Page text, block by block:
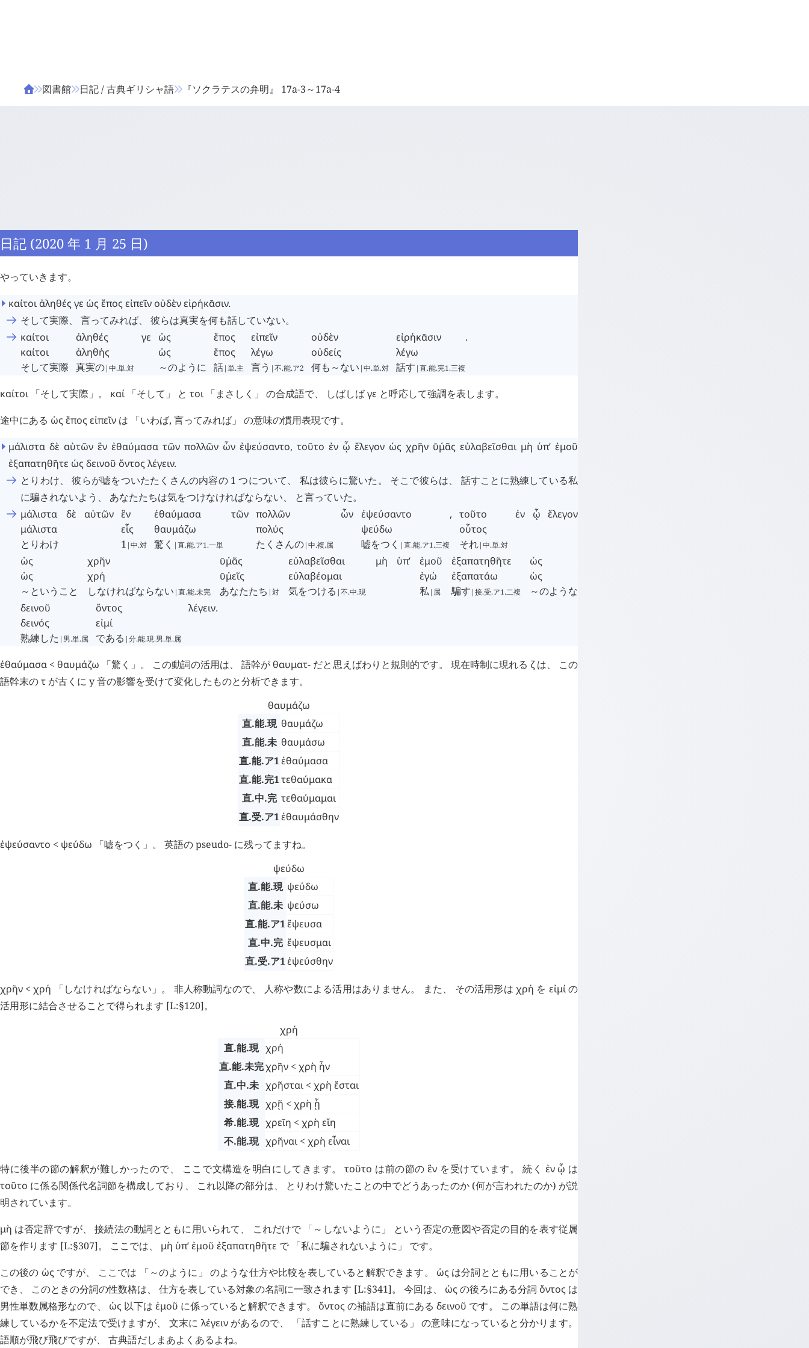
図書館 日記 / 古典ギリシャ語 『ソクラテスの弁明』 17a-3～17a-4
日記 (2020 年 1 月 25 日)
やっていきます。
καίτοι ἀληθές γε ὡς ἔπος εἰπεῖν οὐδὲνεἰρήκᾱσιν.
そして実際、 言ってみれば、 彼らは真実を何も話していない。
καίτοι
καίτοι
そして実際
ἀληθές
ἀληθής
真実の|中.単.対
γε
ὡς
ὡς
～のように
ἔπος
ἔπος
話|単.主
εἰπεῖν
λέγω
言う |不.能.ア2
οὐδὲν
οὐδείς
何も～ない |中.単.対
εἰρήκᾱσιν
λέγω
話す |直.能.完1.三複
.
καίτοι 「そして実際」。 καί 「そして」 と τοι 「まさしく」 の合成語で、 しばしばγε と呼応して強調を表します。
途中にある ὡς ἔπος εἰπεῖν は 「いわば, 言ってみれば」 の意味の慣用表現です。
μάλιστα δὲ αὐτῶν ἓν ἐθαύμασα τῶν πολλῶν ὧν ἐψεύσαντο, τοῦτο ἐν ᾧ ἔλεγον ὡς χρῆν ῡ῾
μᾶς εὐλαβεῖσθαι μὴ ὑπ’ ἐμοῦ
ἐξαπατηθῆτε ὡς δεινοῦ ὄντος λέγειν.
とりわけ、 彼らが嘘をついたたくさんの内容の 1 つについて、 私は彼らに驚いた。 そこで彼らは、 話すことに熟練している私
に騙されないよう、 あなたたちは気をつけなければならない、 と言っていた。
μάλιστα
μάλιστα
とりわけ
δὲ αὐτῶν ἓν
εἷς
1 |中.対
ἐθαύμασα
θαυμάζω
驚く |直.能.ア1.一単
τῶν πολλῶν
πολύς
たくさんの|中.複.属
ὧν ἐψεύσαντο
ψεύδω
嘘をつく |直.能.ア1.三複
, τοῦτο
οὗτος
それ|中.単.対
ἐν ᾧ ἔλεγον
ὡς
ὡς
～ということ
χρῆν
χρή
しなければならない |直.能.未完
ῡ῾
μᾶς
ῡ῾
μεῖς
あなたたち |対
εὐλαβεῖσθαι
εὐλαβέομαι
気をつける |不.中.現
μὴ ὑπ’
ἐμοῦ
ἐγώ
私|属
ἐξαπατηθῆτε
ἐξαπατάω
騙す |接.受.ア1.二複
ὡς
ὡς
～のような
δεινοῦ
δεινός
熟練した |男.単.属
ὄντος
εἰμί
である |分.能.現.男.単.属
λέγειν.
ἐθαύμασα < θαυμάζω 「驚く」。 この動詞の活用は、 語幹が θαυματ- だと思えばわりと規則的です。 現在時制に現れる ζは、 この
語幹末のτ が古くに y 音の影響を受けて変化したものと分析できます。
θαυμάζω
直.能.現 θαυμάζω
直.能.未 θαυμάσω
直.能.ア1ἐθαύμασα
直.能.完1τεθαύμακα
直.中.完 τεθαύμαμαι
直.受.ア1ἐθαυμάσθην
ἐψεύσαντο < ψεύδω 「嘘をつく」。 英語の pseudo- に残ってますね。
ψεύδω
直.能.現 ψεύδω
直.能.未 ψεύσω
直.能.ア1ἔψευσα
直.中.完 ἔψευσμαι
直.受.ア1ἐψεύσθην
χρῆν <χρή 「しなければならない」。 非人称動詞なので、 人称や数による活用はありません。 また、 その活用形はχρή を εἰμίの
活用形に結合させることで得られます [L:§120]。
χρή
直.能.現 χρή
直.能.未完χρῆν < χρὴ ἦν
直.中.未 χρῆσται < χρὴ ἔσται
接.能.現 χρῇ < χρὴ ᾖ
希.能.現 χρεῖη < χρὴ εἴη
不.能.現 χρῆναι < χρὴ εἶναι
特に後半の節の解釈が難しかったので、 ここで文構造を明白にしてきます。τοῦτο は前の節のἓν を受けています。 続く ἐν ᾧ は
τοῦτο に係る関係代名詞節を構成しており、 これ以降の部分は、 とりわけ驚いたことの中でどうあったのか (何が言われたのか) が説
明されています。
μὴ は否定辞ですが、 接続法の動詞とともに用いられて、 これだけで 「～しないように」 という否定の意図や否定の目的を表す従属
節を作ります [L:§307]。 ここでは、 μὴ ὑπ’ἐμοῦ ἐξαπατηθῆτε で 「私に騙されないように」 です。
この後の ὡς ですが、 ここでは 「～のように」 のような仕方や比較を表していると解釈できます。 ὡς は分詞とともに用いることが
でき、 このときの分詞の性数格は、 仕方を表している対象の名詞に一致されます [L:§341]。 今回は、 ὡς の後ろにある分詞 ὄντος は
男性単数属格形なので、 ὡς 以下は ἐμοῦ に係っていると解釈できます。 ὄντος の補語は直前にあるδεινοῦ です。 この単語は何に熟
練しているかを不定法で受けますが、 文末に λέγεινがあるので、 「話すことに熟練している」 の意味になっていると分かります。
語順が飛び飛びですが、 古典語だしまあよくあるよね。